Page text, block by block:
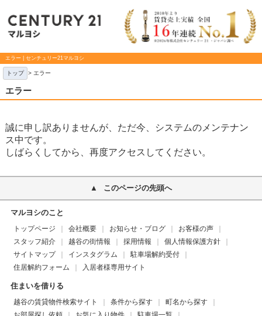
エラー | センチュリー21マルヨシ
トップ > エラー
エラー
誠に申し訳ありませんが、ただ今、システムのメンテナン
ス中です。
しばらくしてから、再度アクセスしてください。
このページの先頭へ
マルヨシのこと
トップページ 会社概要 お知らせ・ブログ
お客様の声
スタッフ紹介
越谷の街情報 採用情報
個人情報保護方針
サイトマップ
インスタグラム
駐車場解約受付
住居解約フォーム
入居者様専用サイト
住まいを借りる
越谷の賃貸物件検索サイト 条件から探す
町名から探す